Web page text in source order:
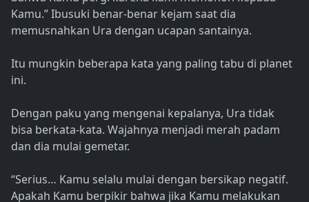
Kamu.” Ibusuki benar-benar kejam saat dia
memusnahkan Ura dengan ucapan santainya.
Itu mungkin beberapa kata yang paling tabu di planet
ini.
Dengan paku yang mengenai kepalanya, Ura tidak
bisa berkata-kata. Wajahnya menjadi merah padam
dan dia mulai gemetar.
“Serius… Kamu selalu mulai dengan bersikap negatif.
Apakah Kamu berpikir bahwa jika Kamu melakukan